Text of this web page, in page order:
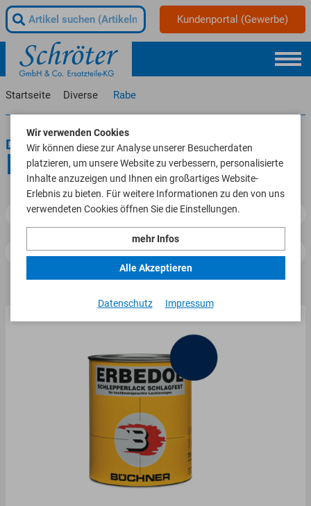
Kundenportal (Gewerbe)
Startseite Diverse Rabe
Diverse
Rabe
Filtern
Wir verwenden Cookies
Wir können diese zur Analyse unserer Besucherdaten
platzieren, um unsere Website zu verbessern, personalisierte
Inhalte anzuzeigen und Ihnen ein großartiges Website-
Erlebnis zu bieten. Für weitere Informationen zu den von uns
verwendeten Cookies öffnen Sie die Einstellungen.
mehr Infos
Alle Akzeptieren
Datenschutz Impressum